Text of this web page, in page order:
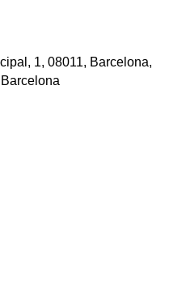
1, 08011, Barcelona,